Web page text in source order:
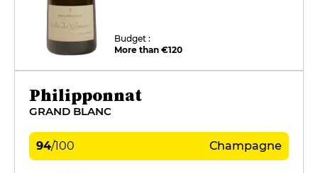
Budget :
More than €120
Philipponnat
GRAND BLANC
94/100 Champagne